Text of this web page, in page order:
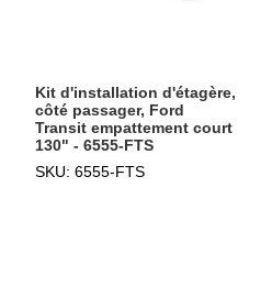
Kit d'installation d'étagère,
côté passager, Ford
Transit empattement court
130" - 6555-FTS
SKU: 6555-FTS